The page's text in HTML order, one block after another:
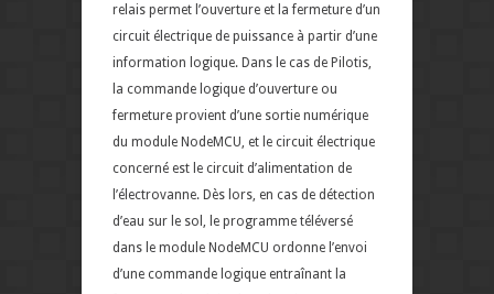
relais permet l’ouverture et la fermeture d’un
circuit électrique de puissance à partir d’une
information logique. Dans le cas de Pilotis,
la commande logique d’ouverture ou
fermeture provient d’une sortie numérique
du module NodeMCU, et le circuit électrique
concerné est le circuit d’alimentation de
l’électrovanne. Dès lors, en cas de détection
d’eau sur le sol, le programme téléversé
dans le module NodeMCU ordonne l’envoi
d’une commande logique entraînant la